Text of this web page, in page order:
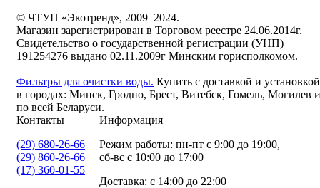
© ЧТУП «Экотренд», 2009–2024.
Магазин зарегистрирован в Торговом реестре 24.06.2014г.
Свидетельство о государственной регистрации (УНП)
191254276 выдано 02.11.2009г Минским горисполкомом.
Фильтры для очистки воды. Купить с доставкой и установкой
в городах: Минск, Гродно, Брест, Витебск, Гомель, Могилев и
по всей Беларуси.
Контакты
(29) 680-26-66
(29) 860-26-66
(17) 360-01-55
Информация
Режим работы: пн-пт с 9:00 до 19:00,
сб-вс с 10:00 до 17:00
Доставка: с 14:00 до 22:00